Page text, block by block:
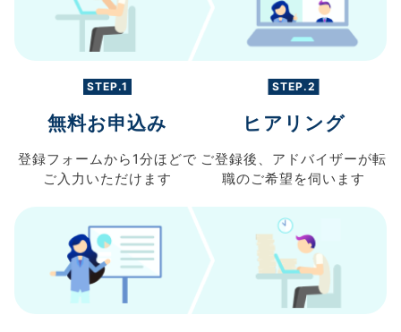
STEP.1
無料お申込み
登録フォームから 1分ほどで
ご入力 いただけます
STEP.2
ヒアリング
ご登録後、 アドバイザーが転
職のご希望を伺います